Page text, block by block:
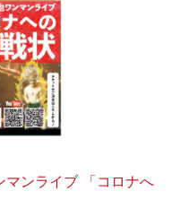
マンライブ 「コロナへ